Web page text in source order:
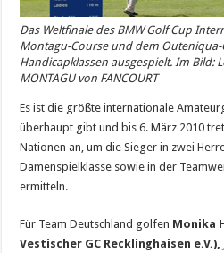
Das Weltfinale des BMW Golf Cup
Montagu-Course und dem
Handicapklassen ausgespielt. Im Bild:
MONTAGU von FANCOURT
Es ist die größte internationale
überhaupt gibt und bis 6. März 2010
Nationen an, um die Sieger in zwei
Damenspielklasse sowie in der
ermitteln.
Für Team Deutschland golfen Monika
Vestischer GC Recklinghaisen